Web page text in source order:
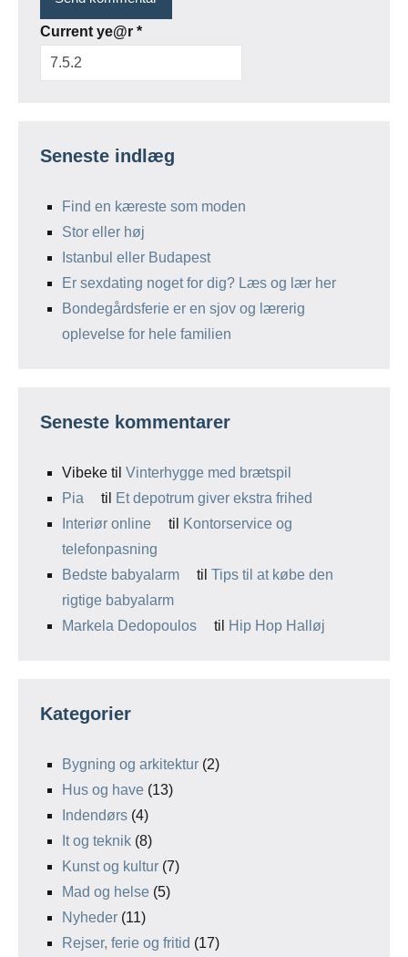
Current ye@r *
Seneste indlæg
Find en kæreste som moden
Stor eller høj
Istanbul eller Budapest
Er sexdating noget for dig? Læs og lær her
Bondegårdsferie er en sjov og lærerig
oplevelse for hele familien
Seneste kommentarer
Vibeke til Vinterhygge med brætspil
Pia
til
Et depotrum giver ekstra frihed
Interiør online
til
Kontorservice og
telefonpasning
Bedste babyalarm
til Tips til at købe den
rigtige babyalarm
Markela Dedopoulos
til Hip Hop Halløj
Kategorier
Bygning og arkitektur (2)
Hus og have (13)
Indendørs (4)
It og teknik (8)
Kunst og kultur (7)
Mad og helse (5)
Nyheder (11)
Rejser, ferie og fritid (17)